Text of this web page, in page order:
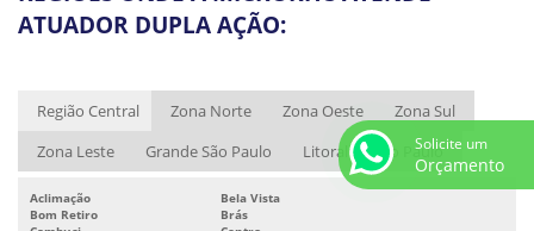
VÁLVULA PNEUMÁTICA PREÇO
VÁLVULA SOLENÓIDE PNEUMÁTICA
ATUADOR ELÉTRICO 24V
ATUADOR ELÉTRICO 220V
ATUADOR DUPLA AÇÃO:
Região Central Zona Norte Zona Oeste
Zona Sul
Zona Leste
Grande São Paulo Litoral de São Paulo
Aclimação
Bela Vista
Bom Retiro
Brás
Solicite um
Orçamento